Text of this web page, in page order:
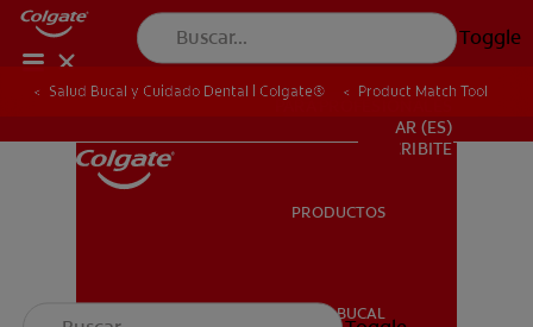
Toggle
PARA PROFESIONALES
AR (ES)
SUSCRIBITE
PRODUCTOS
SALUD BUCAL
Salud Bucal y Cuidado Dental | Colgate® Product Match Tool